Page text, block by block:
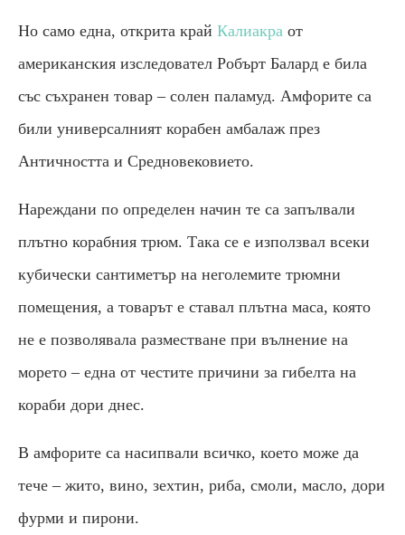
Но само една, открита край Калиакра от
американския изследовател Робърт Балард е била
със съхранен товар – солен паламуд. Амфорите са
били универсалният корабен амбалаж през
Античността и Средновековието.
Нареждани по определен начин те са запълвали
плътно корабния трюм. Така се е използвал всеки
кубически сантиметър на неголемите трюмни
помещения, а товарът е ставал плътна маса, която
не е позволявала разместване при вълнение на
морето – една от честите причини за гибелта на
кораби дори днес.
В амфорите са насипвали всичко, което може да
тече – жито, вино, зехтин, риба, смоли, масло, дори
фурми и пирони.